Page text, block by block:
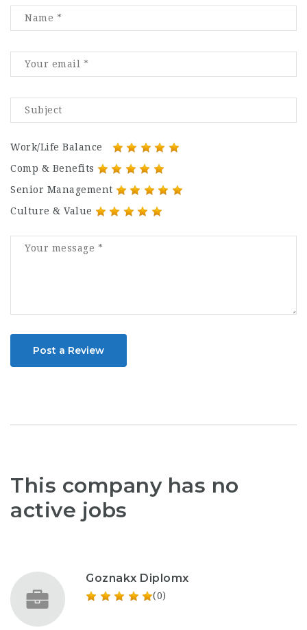
Work/Life Balance
Comp & Benefits
Senior Management
Culture & Value
Post a Review
This company has no
active jobs
Goznakx Diplomx
(0)